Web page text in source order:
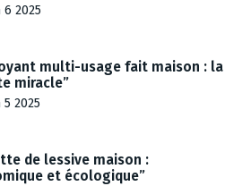
6 2025
multi-usage fait maison : la
miracle”
5 2025
de lessive maison :
et écologique”